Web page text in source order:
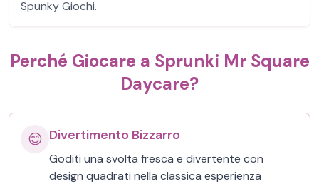
Spunky Giochi.
Perché Giocare a Sprunki Mr Square
Daycare?
😊 Divertimento Bizzarro
Goditi una svolta fresca e divertente con
design quadrati nella classica esperienza